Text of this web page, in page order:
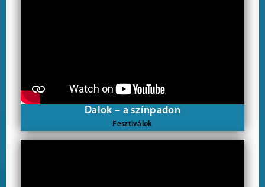
Dalok – a színpadon
Fesztiválok